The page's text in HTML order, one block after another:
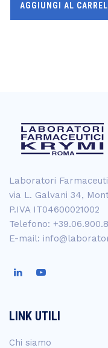
AGGIUNGI AL
Laboratori
via L. Galvani 34,
P.IVA IT04600021002
Telefono:
E-mail:
LINK UTILI
Chi siamo